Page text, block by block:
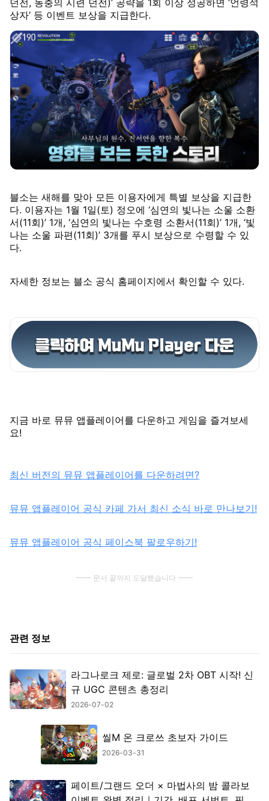
상자’ 등 이벤트 보상을 지급한다.
블소는 새해를 맞아 모든 이용자에게 특별 보상을 지급한
다. 이용자는 1월 1일(토) 정오에 ‘심연의 빛나는 소울 소환
서(11회)’ 1개, ‘심연의 빛나는 수호령 소환서(11회)’ 1개, ‘빛
나는 소울 파편(11회)’ 3개를 푸시 보상으로 수령할 수 있
다.
자세한 정보는 블소 공식 홈페이지에서 확인할 수 있다.
지금 바로 뮤뮤 앱플레이어를 다운하고 게임을 즐겨보세
요!
최신 버전의 뮤뮤 앱플레이어를 다운하려면?
뮤뮤 앱플레이어 공식 카페 가서 최신 소식 바로 만나보기!
뮤뮤 앱플레이어 공식 페이스북 팔로우하기!
문서 끝까지 도달했습니다
관련 정보
라그나로크 제로: 글로벌 2차 OBT 시작! 신
규 UGC 콘텐츠 총정리
2026-07-02
씰M 온 크로쓰 초보자 가이드
2026-03-31
페이트/그랜드 오더 × 마법사의 밤 콜라보